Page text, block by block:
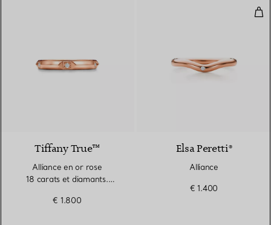
Tiffany True™
Alliance en or rose
18 carats et diamants.
€ 1.800
Elsa Peretti®
Alliance
€ 1.400